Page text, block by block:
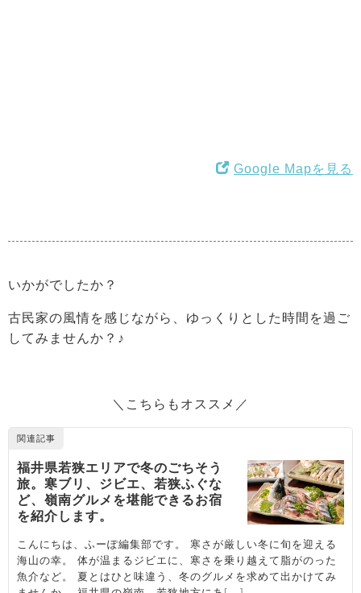
Google Mapを見る
いかがでしたか？
古民家の風情を感じながら、ゆっくりとした時間を過ご
してみませんか？♪
＼こちらもオススメ／